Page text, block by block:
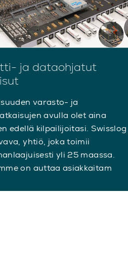
ja dataohjatut
varasto- ja
avulla olet aina
edellä kilpailijoitasi. Swisslog
yhtiö, joka toimii
yli 25 maassa.
on auttaa asiakkaitam